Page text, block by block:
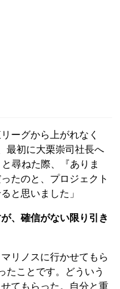
ーグから上がれなく
最初に大栗崇司社長へ
尋ねた際、『ありま
たのと、プロジェクト
と思いました」
、確信がない限り引き
リノスに行かせてもら
たことです。どういう
てもらった。自分と重